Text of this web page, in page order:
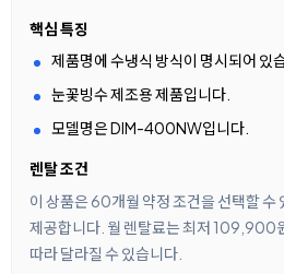
핵심 특징
제품명에 수냉식 방식이 명시되어 있
눈꽃빙수 제조용 제품입니다.
모델명은 DIM-400NW입니다.
렌탈 조건
이 상품은 60개월 약정 조건을 선택할 수
제공합니다. 월 렌탈료는 최저 109,900
따라 달라질 수 있습니다.